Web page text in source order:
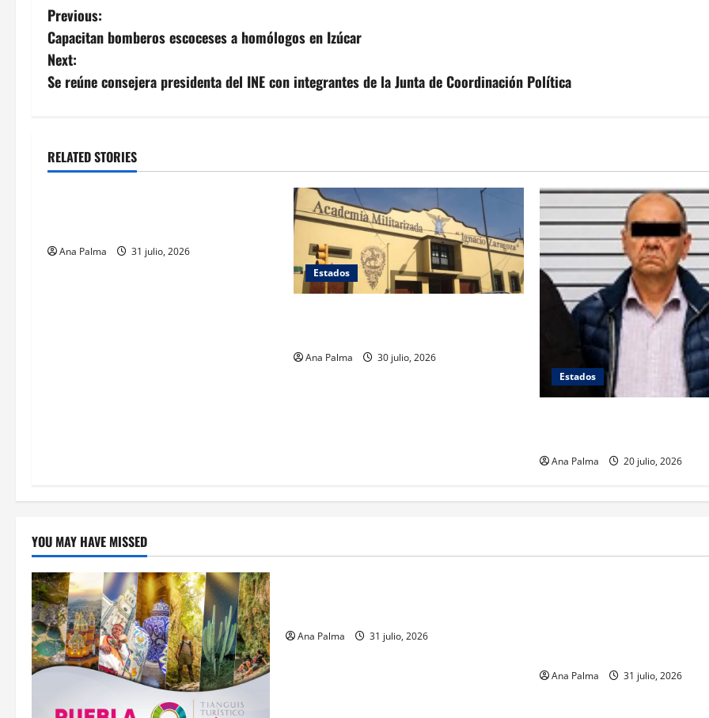
Post
navigation
Previous:
Capacitan bomberos escoceses a homólogos en Izúcar
Next:
Se reúne consejera presidenta del INE con integrantes de la Junta de Coordinación Política
RELATED STORIES
Estados
Ana Palma
31 julio, 2026
Estados
Ana Palma
30 julio, 2026
Estados
Ana Palma 20 julio, 2026
YOU MAY HAVE MISSED
Ana Palma 31 julio, 2026
Ana Palma 31 julio, 2026